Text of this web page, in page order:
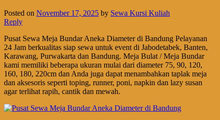
Posted on November 17, 2025 by Sewa Kursi Kuliah
Reply
Pusat Sewa Meja Bundar Aneka Diameter di Bandung Pelayanan
24 Jam berkualitas siap sewa untuk event di Jabodetabek, Banten,
Karawang, Purwakarta dan Bandung. Meja Bulat / Meja Bundar
kami memiliki beberapa ukuran mulai dari diameter 75, 90, 120,
160, 180, 220cm dan Anda juga dapat menambahkan taplak meja
dan aksesoris seperti toping, runner, poni, napkin dan lazy susan
agar terlihat rapih, cantik dan mewah.